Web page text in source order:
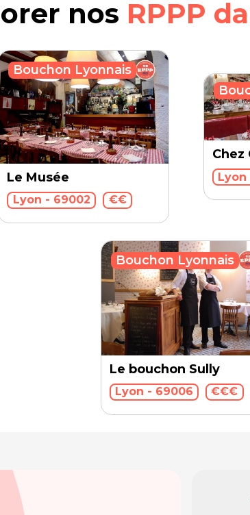
nos RPPP
Le Musée
Lyon - 69002 €€
Bouchon Lyonnais
Chez
Lyon
Le bouchon Sully
Lyon - 69006 €€€
Bouchon Lyonnais